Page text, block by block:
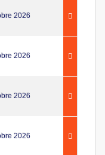
2026
2026
2026
2026